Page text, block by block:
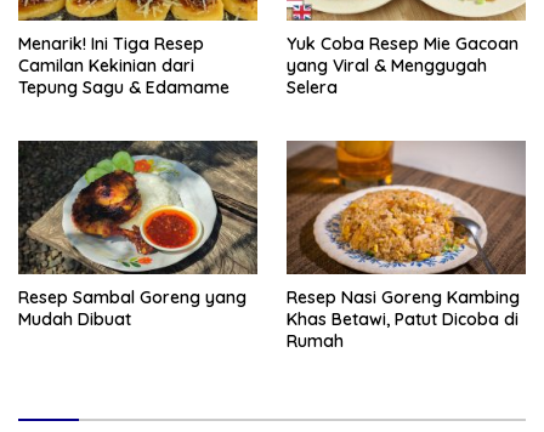
Menarik! Ini Tiga Resep
Camilan Kekinian dari
Tepung Sagu & Edamame
Yuk Coba Resep Mie Gacoan
yang Viral & Menggugah
Selera
Resep Sambal Goreng yang
Mudah Dibuat
Resep Nasi Goreng Kambing
Khas Betawi, Patut Dicoba di
Rumah